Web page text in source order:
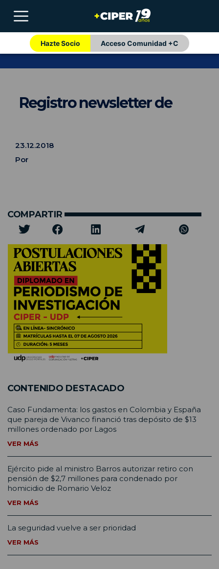
Hazte Socio Acceso Comunidad +C
Registro newsletter de
23.12.2018
Por
COMPARTIR
CONTENIDO DESTACADO
Caso Fundamenta: los gastos en Colombia y España
que pareja de Vivanco financió tras depósito de $13
millones ordenado por Lagos
VER MÁS
Ejército pide al ministro Barros autorizar retiro con
pensión de $2,7 millones para condenado por
homicidio de Romario Veloz
VER MÁS
La seguridad vuelve a ser prioridad
VER MÁS